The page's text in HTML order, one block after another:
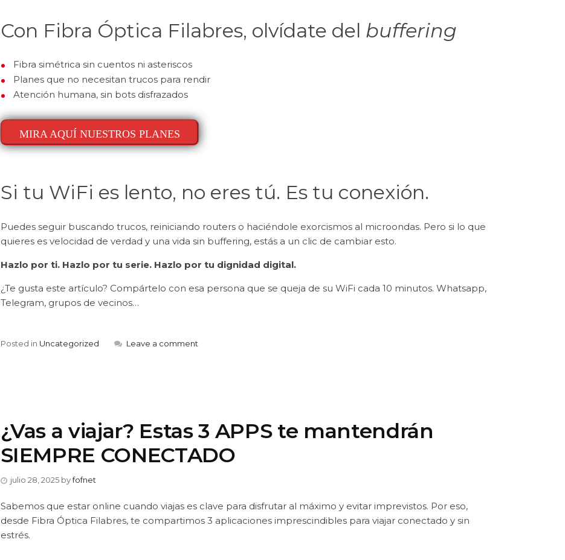
Con Fibra Óptica Filabres, olvídate del buffering
Fibra simétrica sin cuentos ni asteriscos
Planes que no necesitan trucos para rendir
Atención humana, sin bots disfrazados
MIRA AQUÍ NUESTROS PLANES
Si tu WiFi es lento, no eres tú. Es tu conexión.
Puedes seguir buscando trucos, reiniciando routers o haciéndole exorcismos al microondas. Pero si lo que
quieres es velocidad de verdad y una vida sin buffering, estás a un clic de cambiar esto.
Hazlo por ti. Hazlo por tu serie. Hazlo por tu dignidad digital.
¿Te gusta este artículo? Compártelo con esa persona que se queja de su WiFi cada 10 minutos. Whatsapp,
Telegram, grupos de vecinos…
Posted in Uncategorized Leave a comment
¿Vas a viajar? Estas 3 APPS te mantendrán
SIEMPRE CONECTADO
julio 28, 2025 byfofnet
Sabemos que estar online cuando viajas es clave para disfrutar al máximo y evitar imprevistos. Por eso,
desde Fibra Óptica Filabres, te compartimos 3 aplicaciones imprescindibles para viajar conectado y sin
estrés.